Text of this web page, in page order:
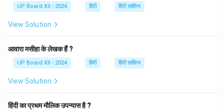
UP Board XII - 2024 हिंदी हिंदी साहित्य
View Solution
आवारा मसीहा के लेखक हैं ?
UP Board XII - 2024 हिंदी हिंदी साहित्य
View Solution
हिंदी का प्रथम मौलिक उपन्यास है ?